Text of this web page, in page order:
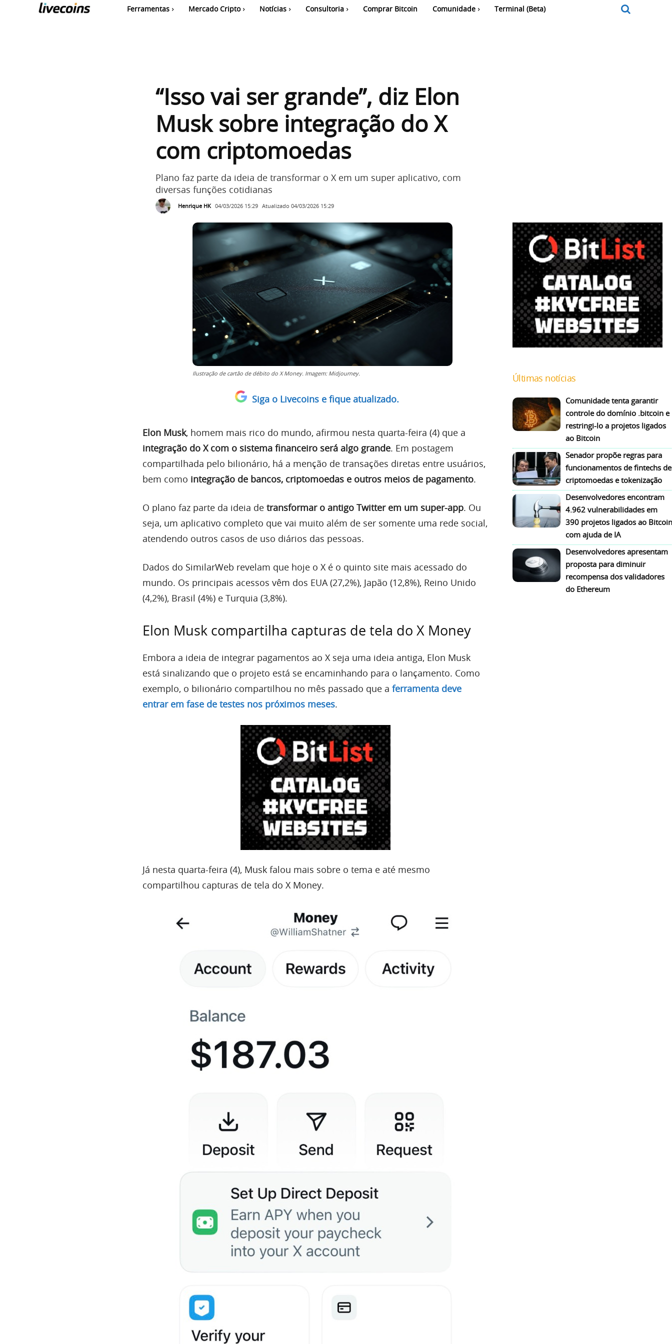
Ferramentas Mercado Cripto Notícias Consultoria Comprar Bitcoin Comunidade Terminal (Beta)
“Isso vai ser grande”, diz Elon
Musk sobre integração do X
com criptomoedas
Plano faz parte da ideia de transformar o X em um super aplicativo, com
diversas funções cotidianas
Henrique HK 04/03/2026 15:29 Atualizado 04/03/2026 15:29
Ilustração de cartão de débito do X Money. Imagem: Midjourney.
Siga o Livecoins e fique atualizado.
Elon Musk, homem mais rico do mundo, afirmou nesta quarta-feira (4) que a
integração do X com o sistema financeiro será algo grande. Em postagem
compartilhada pelo bilionário, há a menção de transações diretas entre usuários,
bem como integração de bancos, criptomoedas e outros meios de pagamento.
O plano faz parte da ideia de transformar o antigo Twitter em um super-app. Ou
seja, um aplicativo completo que vai muito além de ser somente uma rede social,
atendendo outros casos de uso diários das pessoas.
Dados do SimilarWeb revelam que hoje o X é o quinto site mais acessado do
mundo. Os principais acessos vêm dos EUA (27,2%), Japão (12,8%), Reino Unido
(4,2%), Brasil (4%) e Turquia (3,8%).
Elon Musk compartilha capturas de tela do X Money
Embora a ideia de integrar pagamentos ao X seja uma ideia antiga, Elon Musk
está sinalizando que o projeto está se encaminhando para o lançamento. Como
exemplo, o bilionário compartilhou no mês passado que a ferramenta deve
entrar em fase de testes nos próximos meses.
Já nesta quarta-feira (4), Musk falou mais sobre o tema e até mesmo
compartilhou capturas de tela do X Money.
Últimas notícias
Comunidade tenta garantir
controle do domínio .bitcoin e
restringi-lo a projetos ligados
ao Bitcoin
Senador propõe regras para
funcionamentos de fintechs de
criptomoedas e tokenização
Desenvolvedores encontram
4.962 vulnerabilidades em
390 projetos ligados ao Bitcoin
com ajuda de IA
Desenvolvedores apresentam
proposta para diminuir
recompensa dos validadores
do Ethereum